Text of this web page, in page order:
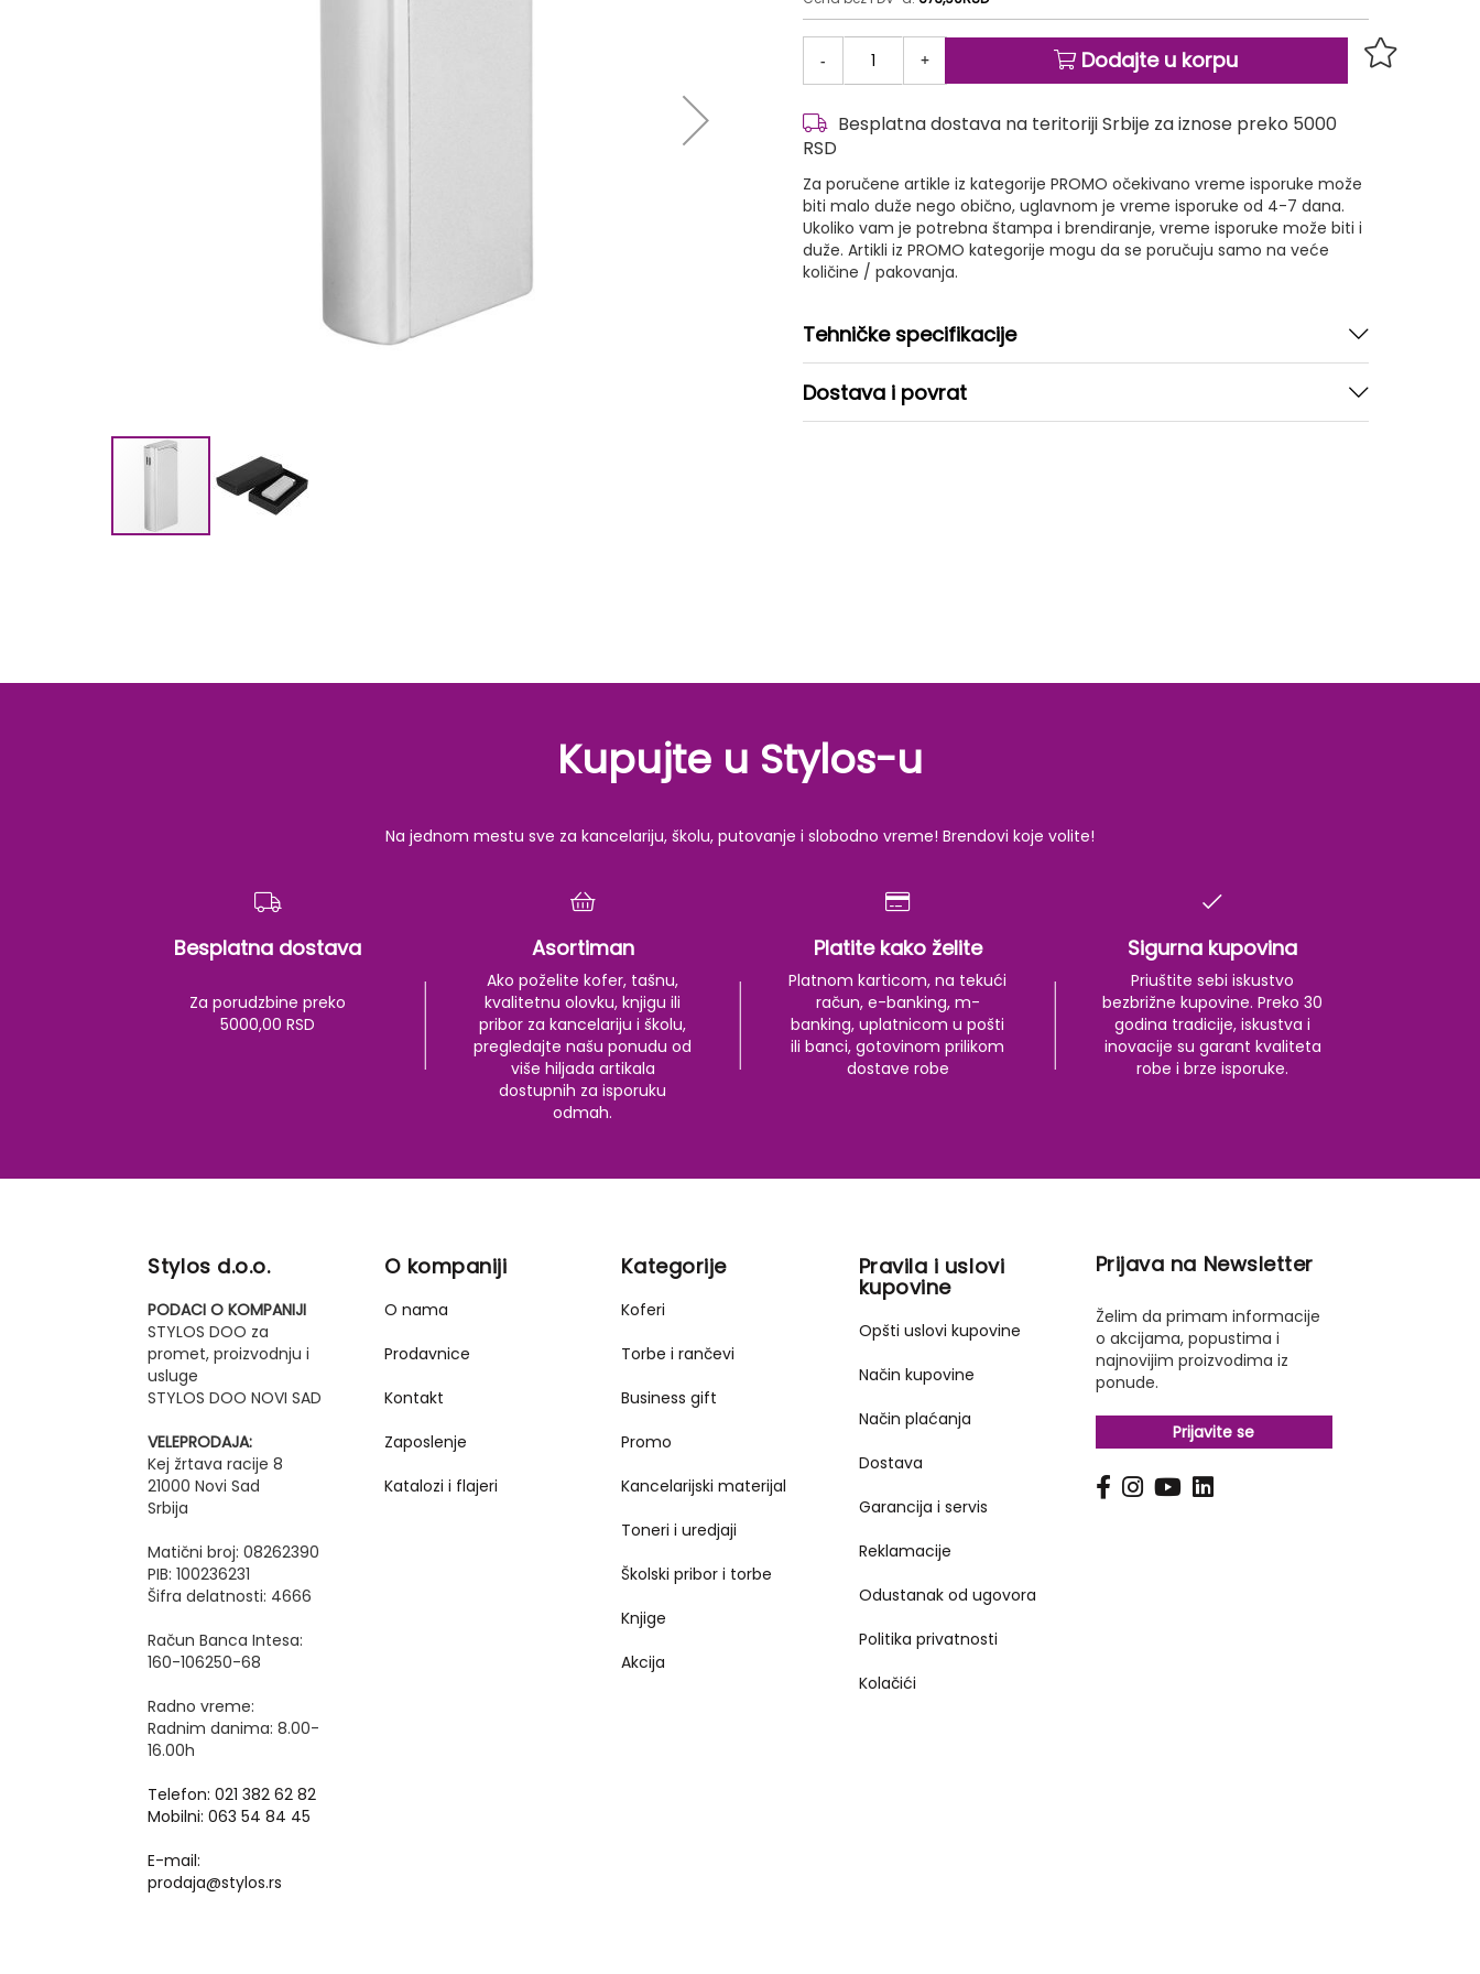
- + Dodajte u korpu
Besplatna dostava na teritoriji Srbije za iznose preko 5000
RSD
Za poručene artikle iz kategorije PROMO očekivano vreme isporuke može
biti malo duže nego obično, uglavnom je vreme isporuke od 4-7 dana.
Ukoliko vam je potrebna štampa i brendiranje, vreme isporuke može biti i
duže. Artikli iz PROMO kategorije mogu da se poručuju samo na veće
količine / pakovanja.
Tehničke specifikacije
Dostava i povrat
images
Kupujte u Stylos-u
Na jednom mestu sve za kancelariju, školu, putovanje i slobodno vreme! Brendovi koje volite!
Besplatna dostava
Za porudzbine preko
5000,00 RSD
Asortiman
Ako poželite kofer, tašnu,
kvalitetnu olovku, knjigu ili
pribor za kancelariju i školu,
pregledajte našu ponudu od
više hiljada artikala
dostupnih za isporuku
odmah.
Platite kako želite
Platnom karticom, na tekući
račun, e-banking, m-
banking, uplatnicom u pošti
ili banci, gotovinom prilikom
dostave robe
Sigurna kupovina
Priuštite sebi iskustvo
bezbrižne kupovine. Preko 30
godina tradicije, iskustva i
inovacije su garant kvaliteta
robe i brze isporuke.
Stylos d.o.o.
PODACI O KOMPANIJI
STYLOS DOO za
promet, proizvodnju i
usluge
STYLOS DOO NOVI SAD
VELEPRODAJA:
Kej žrtava racije 8
21000 Novi Sad
Srbija
Matični broj: 08262390
PIB: 100236231
Šifra delatnosti: 4666
Račun Banca Intesa:
160-106250-68
Radno vreme:
Radnim danima: 8.00-
16.00h
Telefon: 021 382 62 82
Mobilni: 063 54 84 45
E-mail:
prodaja@stylos.rs
O kompaniji
O nama
Prodavnice
Kontakt
Zaposlenje
Katalozi i flajeri
Kategorije
Koferi
Torbe i rančevi
Business gift
Promo
Kancelarijski materijal
Toneri i uredjaji
Školski pribor i torbe
Knjige
Akcija
Pravila i uslovi
kupovine
Opšti uslovi kupovine
Način kupovine
Način plaćanja
Dostava
Garancija i servis
Reklamacije
Odustanak od ugovora
Politika privatnosti
Kolačići
Prijava na Newsletter
Želim da primam informacije
o akcijama, popustima i
najnovijim proizvodima iz
ponude.
Prijavite se